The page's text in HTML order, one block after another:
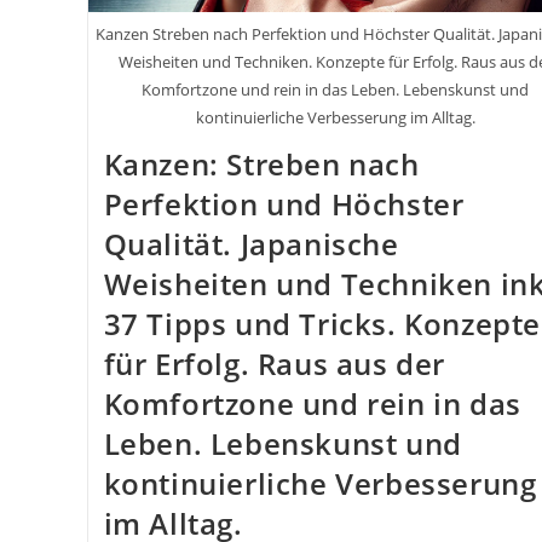
Kanzen Streben nach Perfektion und Höchster Qualität.
Weisheiten und Techniken. Konzepte für Erfolg. Raus aus
Komfortzone und rein in das Leben. Lebenskunst und
kontinuierliche Verbesserung im Alltag.
Kanzen: Streben nach
Perfektion und Höchster
Qualität. Japanische
Weisheiten und Techniken
37 Tipps und Tricks. Konzepte
für Erfolg. Raus aus der
Komfortzone und rein in das
Leben. Lebenskunst und
kontinuierliche Verbesserung
im Alltag.